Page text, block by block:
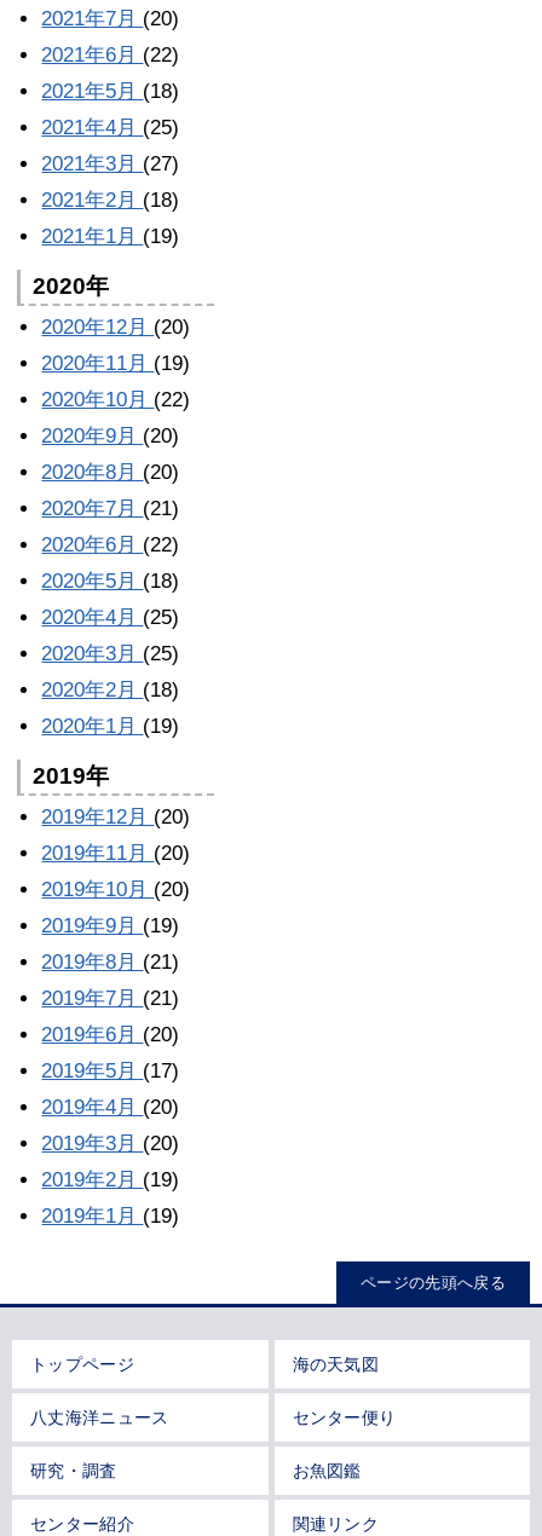
2021年7月 (20)
2021年6月 (22)
2021年5月 (18)
2021年4月 (25)
2021年3月 (27)
2021年2月 (18)
2021年1月 (19)
2020年
2020年12月 (20)
2020年11月 (19)
2020年10月 (22)
2020年9月 (20)
2020年8月 (20)
2020年7月 (21)
2020年6月 (22)
2020年5月 (18)
2020年4月 (25)
2020年3月 (25)
2020年2月 (18)
2020年1月 (19)
2019年
2019年12月 (20)
2019年11月 (20)
2019年10月 (20)
2019年9月 (19)
2019年8月 (21)
2019年7月 (21)
2019年6月 (20)
2019年5月 (17)
2019年4月 (20)
2019年3月 (20)
2019年2月 (19)
2019年1月 (19)
ページの先頭へ戻る
トップページ 海の天気図
八丈海洋ニュース センター便り
研究・調査 お魚図鑑
センター紹介 関連リンク